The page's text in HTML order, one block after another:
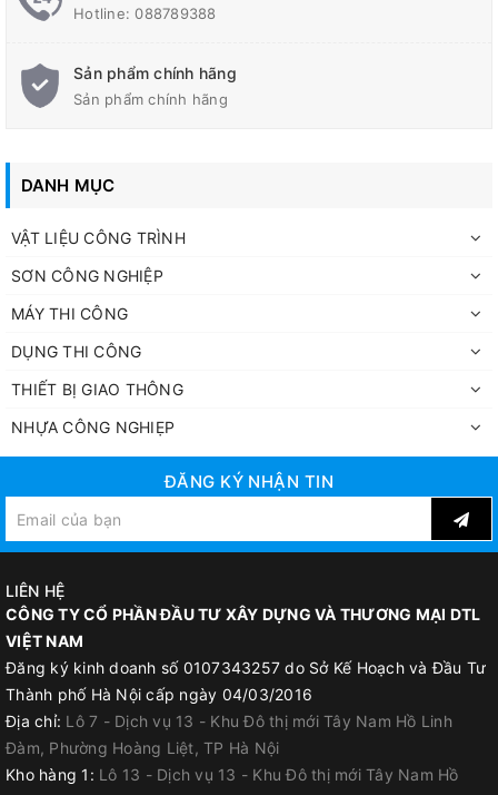
Hotline:088789388
Sản phẩm chính hãng
Sản phẩm chính hãng
DANH MỤC
VẬT LIỆU CÔNG TRÌNH
SƠN CÔNG NGHIỆP
MÁY THI CÔNG
DỤNG THI CÔNG
THIẾT BỊ GIAO THÔNG
NHỰA CÔNG NGHIẸP
ĐĂNG KÝ NHẬN TIN
LIÊN HỆ
CÔNG TY CỔ PHẦN ĐẦU TƯ XÂY DỰNG VÀ THƯƠNG MẠI DTL
VIỆT NAM
Đăng ký kinh doanh số 0107343257 do Sở Kế Hoạch và Đầu Tư
Thành phố Hà Nội cấp ngày 04/03/2016
Địa chỉ: Lô 7 - Dịch vụ 13 - Khu Đô thị mới Tây Nam Hồ Linh
Đàm, Phường Hoàng Liệt, TP Hà Nội
Kho hàng 1: Lô 13 - Dịch vụ 13 - Khu Đô thị mới Tây Nam Hồ